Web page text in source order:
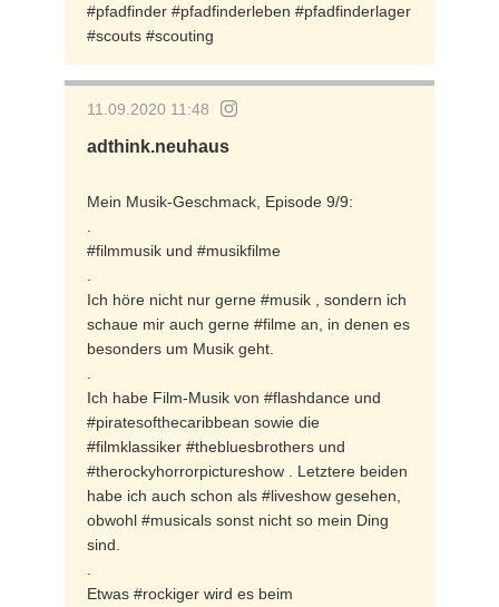
#pfadfinder #pfadfinderleben #pfadfinderlager
#scouts #scouting
11.09.2020 11:48
adthink.neuhaus
Mein Musik-Geschmack, Episode 9/9:
#filmmusik und #musikfilme
Ich höre nicht nur gerne #musik , sondern ich
schaue mir auch gerne #filme an, in denen es
besonders um Musik geht.
Ich habe Film-Musik von #flashdance und
#piratesofthecaribbean sowie die
#filmklassiker #thebluesbrothers und
#therockyhorrorpictureshow . Letztere beiden
habe ich auch schon als #liveshow gesehen,
obwohl #musicals sonst nicht so mein Ding
sind.
Etwas #rockiger wird es beim